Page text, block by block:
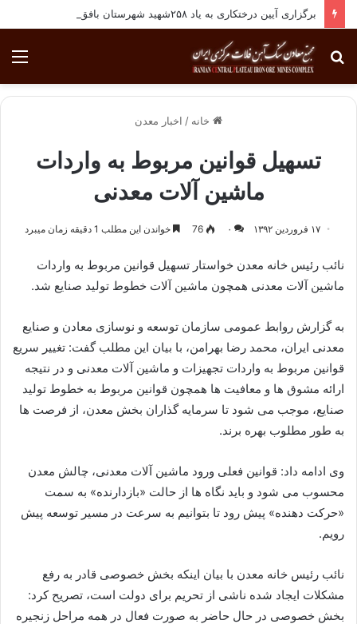
برگزاری آیین درختکاری به یاد ۲۵۸شهید شهرستان بافق
جستجو
برای
خانه / اخبار معدن
تسهیل قوانین مربوط به واردات
ماشین آلات معدنی
۱۷ فروردین ۱۳۹۲ ۰ 76 خواندن این مطلب 1 دقیقه زمان میبرد
نائب رئیس خانه معدن خواستار تسهیل قوانین مربوط به واردات
ماشین آلات معدنی همچون ماشین آلات خطوط تولید صنایع شد.
به گزارش روابط عمومی سازمان توسعه و نوسازی معادن و صنایع
معدنی ایران، محمد رضا بهرامن، با بیان این مطلب گفت: تغییر سریع
قوانین مربوط به واردات تجهیزات و ماشین آلات معدنی و در نتیجه
ارائه مشوق ها و معافیت ها همچون قوانین مربوط به خطوط تولید
صنایع، موجب می شود تا سرمایه گذاران بخش معدن، از فرصت ها
به طور مطلوب بهره برند.
وی ادامه داد: قوانین فعلی ورود ماشین آلات معدنی، چالش معدن
محسوب می شود و باید نگاه ها از حالت «بازدارنده» به سمت
«حركت دهنده» پیش رود تا بتوانیم به سرعت در مسیر توسعه پیش
رویم.
نائب رئیس خانه معدن با بیان اینكه بخش خصوصی قادر به رفع
مشكلات ایجاد شده ناشی از تحریم برای دولت است، تصریح كرد:
بخش خصوصی در حال حاضر به صورت فعال در همه مراحل زنجیره